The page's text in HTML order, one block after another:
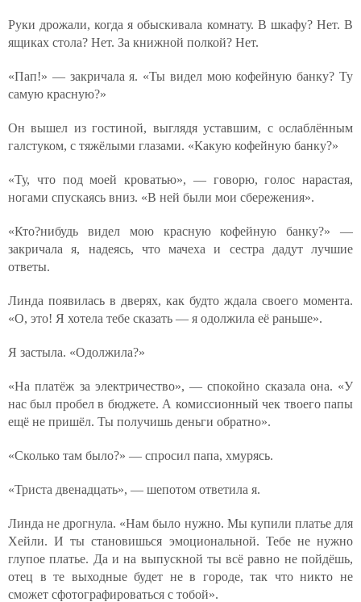
Руки дрожали, когда я обыскивала комнату. В шкафу? Нет. В
ящиках стола? Нет. За книжной полкой? Нет.
«Пап!» — закричала я. «Ты видел мою кофейную банку? Ту
самую красную?»
Он вышел из гостиной, выглядя уставшим, с ослаблённым
галстуком, с тяжёлыми глазами. «Какую кофейную банку?»
«Ту, что под моей кроватью», — говорю, голос нарастая,
ногами спускаясь вниз. «В ней были мои сбережения».
«Кто?нибудь видел мою красную кофейную банку?» —
закричала я, надеясь, что мачеха и сестра дадут лучшие
ответы.
Линда появилась в дверях, как будто ждала своего момента.
«О, это! Я хотела тебе сказать — я одолжила её раньше».
Я застыла. «Одолжила?»
«На платёж за электричество», — спокойно сказала она. «У
нас был пробел в бюджете. А комиссионный чек твоего папы
ещё не пришёл. Ты получишь деньги обратно».
«Сколько там было?» — спросил папа, хмурясь.
«Триста двенадцать», — шепотом ответила я.
Линда не дрогнула. «Нам было нужно. Мы купили платье для
Хейли. И ты становишься эмоциональной. Тебе не нужно
глупое платье. Да и на выпускной ты всё равно не пойдёшь,
отец в те выходные будет не в городе, так что никто не
сможет сфотографироваться с тобой».